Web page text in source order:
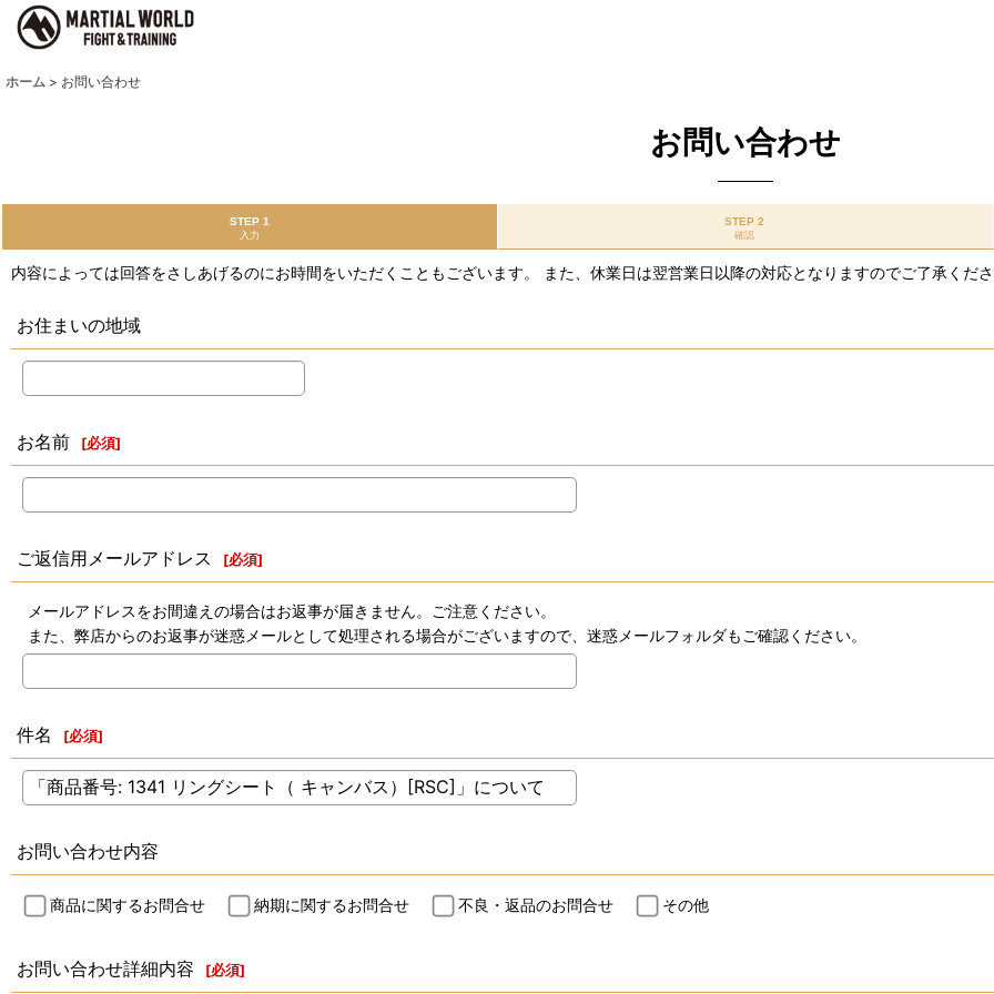
ホーム > お問い合わせ
お問い合わせ
STEP 1
入力
STEP 2
確認
内容によっては回答をさしあげるのにお時間をいただくこともございます。 また、休業日は翌営業日以降の対応となりますのでご了承くださ
お住まいの地域
お名前 [必須]
ご返信用メールアドレス [必須]
メールアドレスをお間違えの場合はお返事が届きません。ご注意ください。
また、弊店からのお返事が迷惑メールとして処理される場合がございますので、迷惑メールフォルダもご確認ください。
件名 [必須]
お問い合わせ内容
商品に関するお問合せ 納期に関するお問合せ 不良・返品のお問合せ その他
お問い合わせ詳細内容 [必須]